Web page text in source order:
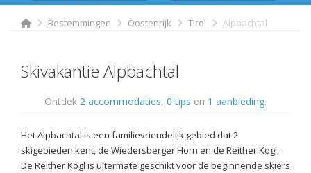
Bestemmingen Oostenrijk Tirol Alpbachtal
Skivakantie Alpbachtal
Ontdek 2 accommodaties, 0 tips en 1 aanbieding.
Het Alpbachtal is een familievriendelijk gebied dat 2
skigebieden kent, de Wiedersberger Horn en de Reither Kogl.
De Reither Kogl is uitermate geschikt voor de beginnende skiërs